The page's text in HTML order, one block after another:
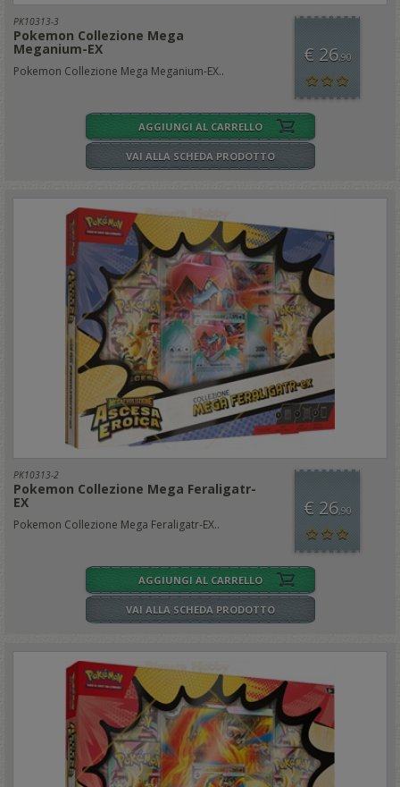
PK10313-3
Pokemon Collezione Mega
Meganium-EX
Pokemon Collezione Mega Meganium-EX..
€ 26,90
AGGIUNGI AL CARRELLO
VAI ALLA SCHEDA PRODOTTO
PK10313-2
Pokemon Collezione Mega Feraligatr-
EX
Pokemon Collezione Mega Feraligatr-EX..
€ 26,90
AGGIUNGI AL CARRELLO
VAI ALLA SCHEDA PRODOTTO